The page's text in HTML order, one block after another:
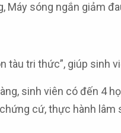
sóng ngắn giảm
tri thức”, giúp sinh
sinh viên có đến 4
cứ, thực hành lâm